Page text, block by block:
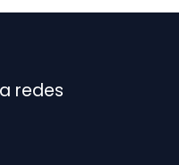
redes